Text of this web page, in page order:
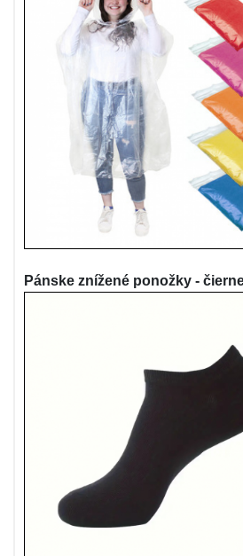
Pánske znížené ponožky -